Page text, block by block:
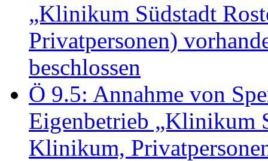
„Klinikum Südstadt
Privatpersonen)
beschlossen
Ö 9.5: Annahme von
Eigenbetrieb „Klinikum
Klinikum,